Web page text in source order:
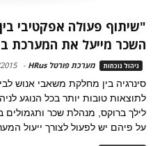
"שיתוף פעולה אפקטיבי
השכר מייעל את המערכת
ניהול נוכחות מערכת פורטל HRus -
סינרגיה בין מחלקת משאבי אנוש
לתוצאות טובות יותר בכל הנוגע
לילך ברוקס, מנהלת שכר
על פיהם יש לפעול לצורך ייעול